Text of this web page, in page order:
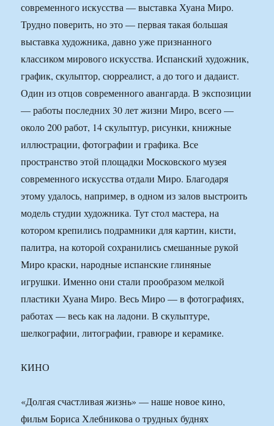
современного искусства — выставка Хуана Миро.
Трудно поверить, но это — первая такая большая
выставка художника, давно уже признанного
классиком мирового искусства. Испанский художник,
график, скульптор, сюрреалист, а до того и дадаист.
Один из отцов современного авангарда. В экспозиции
— работы последних 30 лет жизни Миро, всего —
около 200 работ, 14 скульптур, рисунки, книжные
иллюстрации, фотографии и графика. Все
пространство этой площадки Московского музея
современного искусства отдали Миро. Благодаря
этому удалось, например, в одном из залов выстроить
модель студии художника. Тут стол мастера, на
котором крепились подрамники для картин, кисти,
палитра, на которой сохранились смешанные рукой
Миро краски, народные испанские глиняные
игрушки. Именно они стали прообразом мелкой
пластики Хуана Миро. Весь Миро — в фотографиях,
работах — весь как на ладони. В скульптуре,
шелкографии, литографии, гравюре и керамике.
КИНО
«Долгая счастливая жизнь» — наше новое кино,
фильм Бориса Хлебникова о трудных буднях